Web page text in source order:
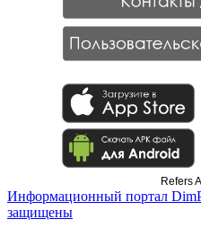
Refers
Информационный портал
защищены